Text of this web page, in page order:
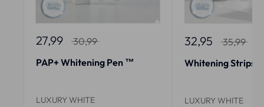
27,99
30,99
PAP+ Whitening Pen ™
LUXURY WHITE
32,95
35,99
Whitening Strips
LUXURY WHITE